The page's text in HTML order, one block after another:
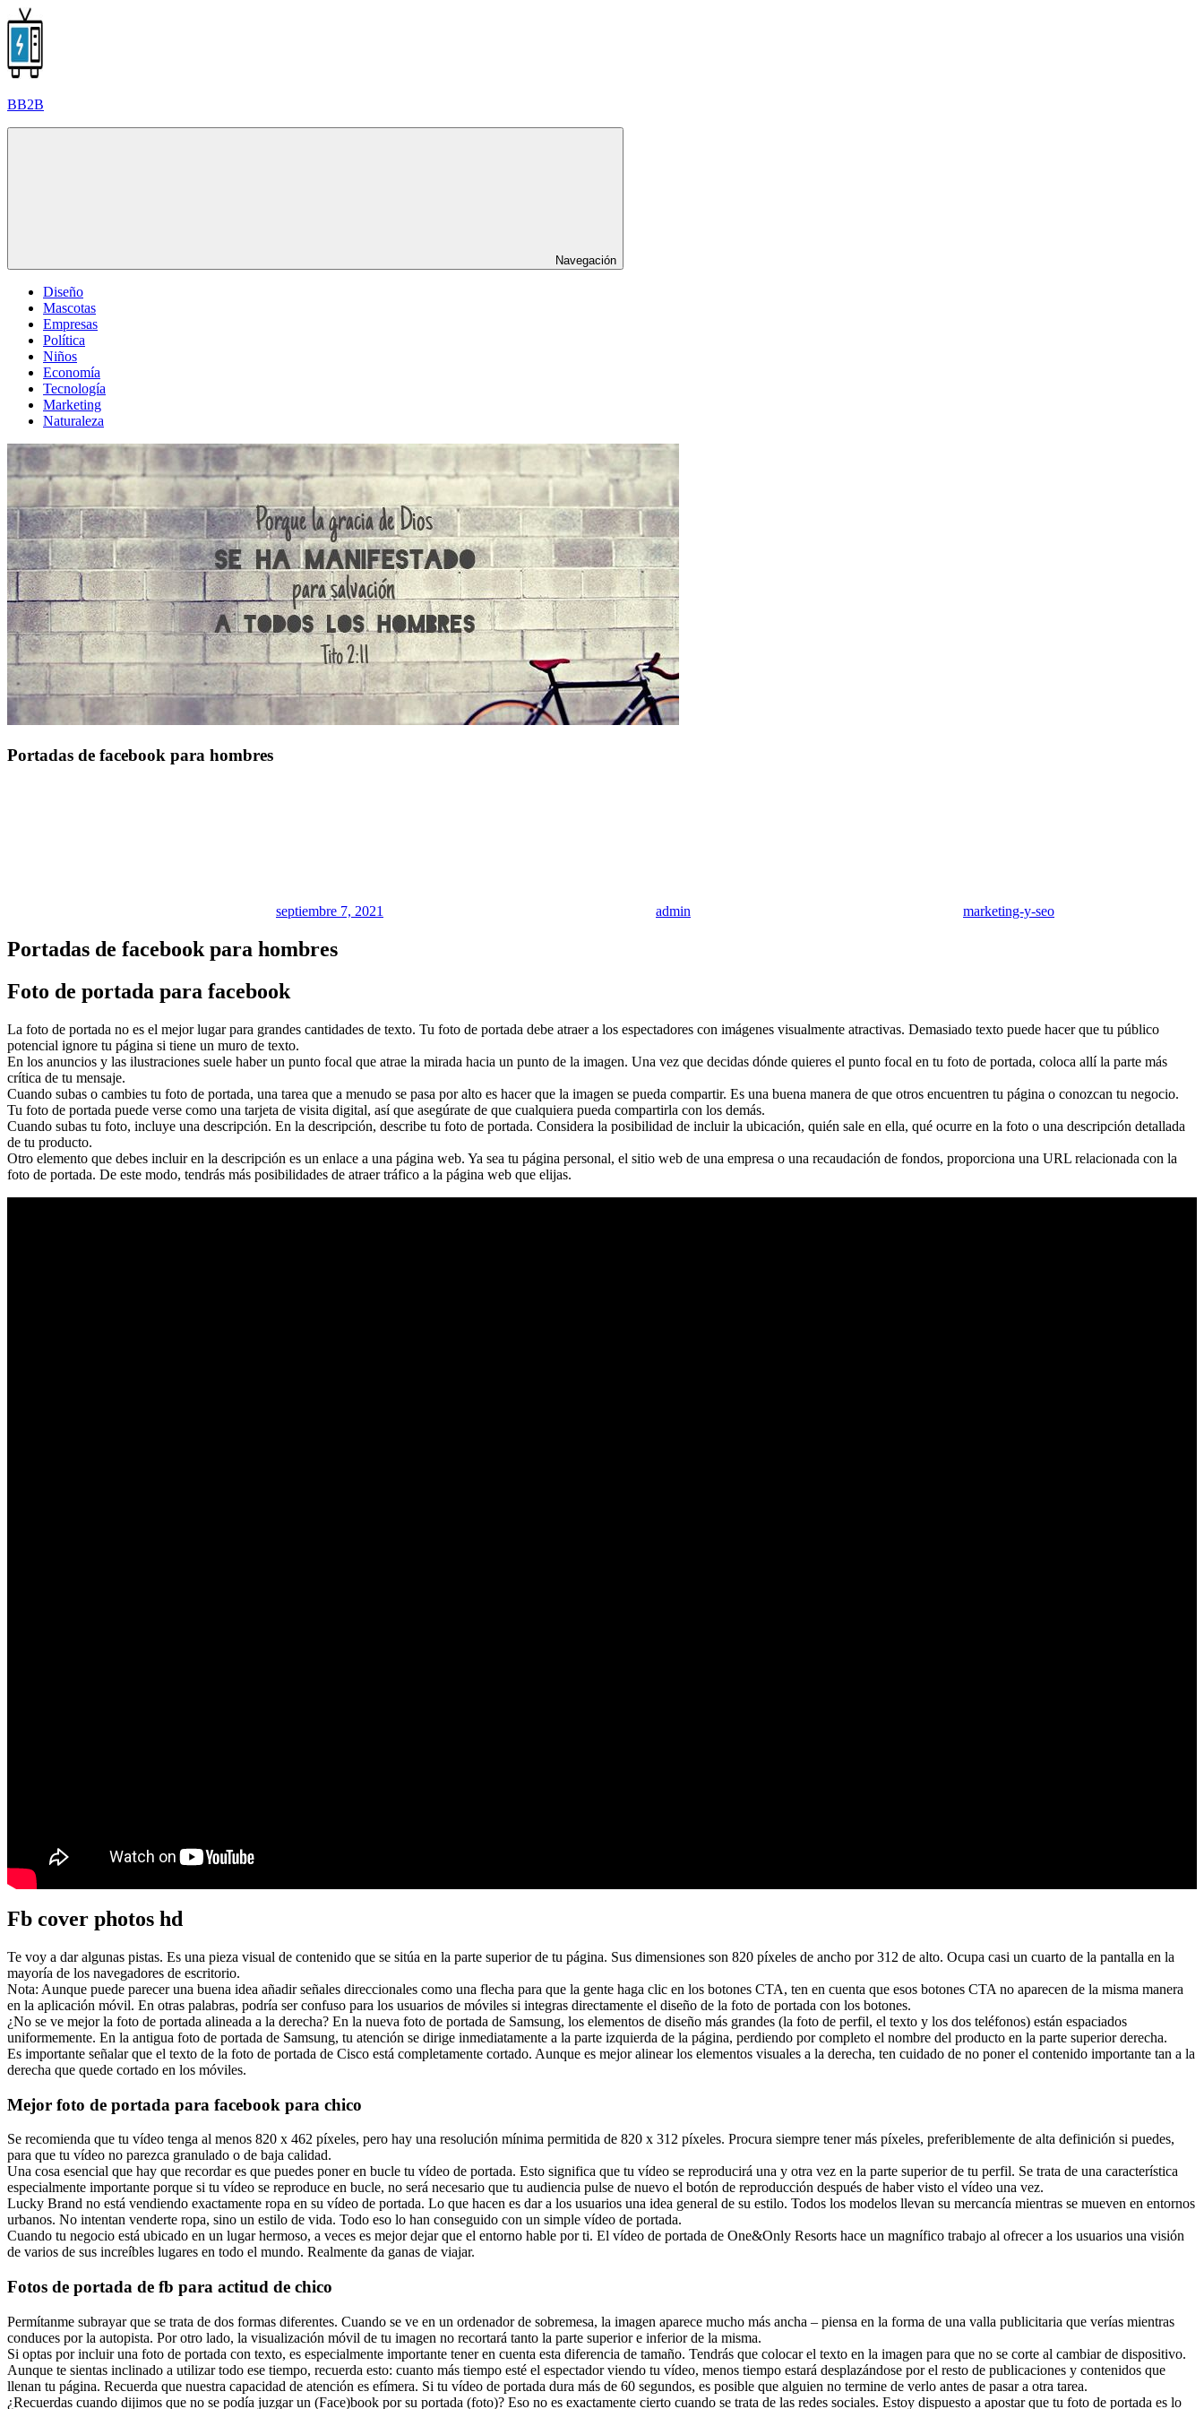
Saltar
al
contenido
BB2B
Navegación
Diseño
Mascotas
Empresas
Política
Niños
Economía
Tecnología
Marketing
Naturaleza
Portadas de facebook para hombres
septiembre 7, 2021 admin marketing-y-seo
Portadas de facebook para hombres
Foto de portada para facebook
La foto de portada no es el mejor lugar para grandes cantidades de texto. Tu foto de portada debe atraer a los espectadores con imágenes visualmente atractivas. Demasiado texto puede hacer que tu público
potencial ignore tu página si tiene un muro de texto.
En los anuncios y las ilustraciones suele haber un punto focal que atrae la mirada hacia un punto de la imagen. Una vez que decidas dónde quieres el punto focal en tu foto de portada, coloca allí la parte más
crítica de tu mensaje.
Cuando subas o cambies tu foto de portada, una tarea que a menudo se pasa por alto es hacer que la imagen se pueda compartir. Es una buena manera de que otros encuentren tu página o conozcan tu negocio.
Tu foto de portada puede verse como una tarjeta de visita digital, así que asegúrate de que cualquiera pueda compartirla con los demás.
Cuando subas tu foto, incluye una descripción. En la descripción, describe tu foto de portada. Considera la posibilidad de incluir la ubicación, quién sale en ella, qué ocurre en la foto o una descripción detallada
de tu producto.
Otro elemento que debes incluir en la descripción es un enlace a una página web. Ya sea tu página personal, el sitio web de una empresa o una recaudación de fondos, proporciona una URL relacionada con la
foto de portada. De este modo, tendrás más posibilidades de atraer tráfico a la página web que elijas.
Fb cover photos hd
Te voy a dar algunas pistas. Es una pieza visual de contenido que se sitúa en la parte superior de tu página. Sus dimensiones son 820 píxeles de ancho por 312 de alto. Ocupa casi un cuarto de la pantalla en la
mayoría de los navegadores de escritorio.
Nota: Aunque puede parecer una buena idea añadir señales direccionales como una flecha para que la gente haga clic en los botones CTA, ten en cuenta que esos botones CTA no aparecen de la misma manera
en la aplicación móvil. En otras palabras, podría ser confuso para los usuarios de móviles si integras directamente el diseño de la foto de portada con los botones.
¿No se ve mejor la foto de portada alineada a la derecha? En la nueva foto de portada de Samsung, los elementos de diseño más grandes (la foto de perfil, el texto y los dos teléfonos) están espaciados
uniformemente. En la antigua foto de portada de Samsung, tu atención se dirige inmediatamente a la parte izquierda de la página, perdiendo por completo el nombre del producto en la parte superior derecha.
Es importante señalar que el texto de la foto de portada de Cisco está completamente cortado. Aunque es mejor alinear los elementos visuales a la derecha, ten cuidado de no poner el contenido importante tan a la
derecha que quede cortado en los móviles.
Mejor foto de portada para facebook para chico
Se recomienda que tu vídeo tenga al menos 820 x 462 píxeles, pero hay una resolución mínima permitida de 820 x 312 píxeles. Procura siempre tener más píxeles, preferiblemente de alta definición si puedes,
para que tu vídeo no parezca granulado o de baja calidad.
Una cosa esencial que hay que recordar es que puedes poner en bucle tu vídeo de portada. Esto significa que tu vídeo se reproducirá una y otra vez en la parte superior de tu perfil. Se trata de una característica
especialmente importante porque si tu vídeo se reproduce en bucle, no será necesario que tu audiencia pulse de nuevo el botón de reproducción después de haber visto el vídeo una vez.
Lucky Brand no está vendiendo exactamente ropa en su vídeo de portada. Lo que hacen es dar a los usuarios una idea general de su estilo. Todos los modelos llevan su mercancía mientras se mueven en entornos
urbanos. No intentan venderte ropa, sino un estilo de vida. Todo eso lo han conseguido con un simple vídeo de portada.
Cuando tu negocio está ubicado en un lugar hermoso, a veces es mejor dejar que el entorno hable por ti. El vídeo de portada de One&Only Resorts hace un magnífico trabajo al ofrecer a los usuarios una visión
de varios de sus increíbles lugares en todo el mundo. Realmente da ganas de viajar.
Fotos de portada de fb para actitud de chico
Permítanme subrayar que se trata de dos formas diferentes. Cuando se ve en un ordenador de sobremesa, la imagen aparece mucho más ancha – piensa en la forma de una valla publicitaria que verías mientras
conduces por la autopista. Por otro lado, la visualización móvil de tu imagen no recortará tanto la parte superior e inferior de la misma.
Si optas por incluir una foto de portada con texto, es especialmente importante tener en cuenta esta diferencia de tamaño. Tendrás que colocar el texto en la imagen para que no se corte al cambiar de dispositivo.
Aunque te sientas inclinado a utilizar todo ese tiempo, recuerda esto: cuanto más tiempo esté el espectador viendo tu vídeo, menos tiempo estará desplazándose por el resto de publicaciones y contenidos que
llenan tu página. Recuerda que nuestra capacidad de atención es efímera. Si tu vídeo de portada dura más de 60 segundos, es posible que alguien no termine de verlo antes de pasar a otra tarea.
¿Recuerdas cuando dijimos que no se podía juzgar un (Face)book por su portada (foto)? Eso no es exactamente cierto cuando se trata de las redes sociales. Estoy dispuesto a apostar que tu foto de portada es lo